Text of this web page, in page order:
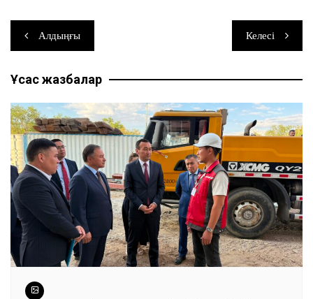
c
e
b
o
o
k
tt
er
ai
l
A
p
p
a
m
n
g
er
ра
ви
ть
Навигация
по
записям
Алдыңғы Келесі
Ұқсас жазбалар